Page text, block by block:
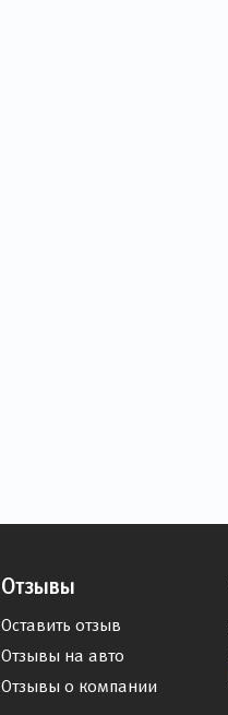
Отзывы
Оставить отзыв
Отзывы на авто
Отзывы о компании